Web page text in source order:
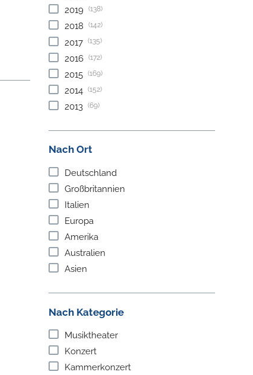
2019 (138)
2018 (142)
2017 (135)
2016 (172)
2015 (169)
2014 (152)
2013 (69)
Nach Ort
Deutschland
Großbritannien
Italien
Europa
Amerika
Australien
Asien
Nach Kategorie
Musiktheater
Konzert
Kammerkonzert